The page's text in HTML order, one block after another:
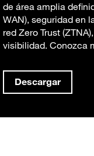
de área amplia
WAN), seguridad en
red Zero Trust
visibilidad. Conozca
Descargar